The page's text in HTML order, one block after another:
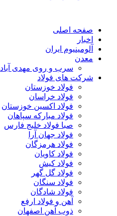
صفحه اصلی
اخبار
آلومینیوم ایران
معدن
سرب و روی مهدی آباد
شرکت های فولاد
فولاد خوزستان
فولاد خراسان
فولاد اکسین خوزستان
فولاد مبارکه سپاهان
صبا فولاد خلیج فارس
فولاد جهان آرا
فولاد هرمزگان
فولاد کاویان
فولاد کیش
فولاد گل گهر
فولاد سنگان
فولاد شادگان
آهن و فولاد ارفع
ذوب آهن اصفهان